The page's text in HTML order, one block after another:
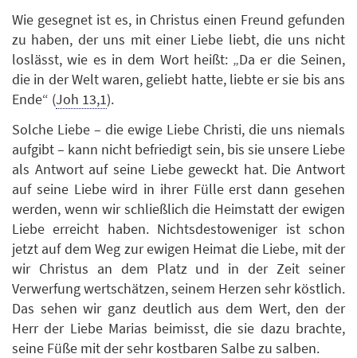
Wie gesegnet ist es, in Christus einen Freund gefunden
zu haben, der uns mit einer Liebe liebt, die uns nicht
loslässt, wie es in dem Wort heißt: „Da er die Seinen,
die in der Welt waren, geliebt hatte, liebte er sie bis ans
Ende“ (Joh 13,1).
Solche Liebe – die ewige Liebe Christi, die uns niemals
aufgibt – kann nicht befriedigt sein, bis sie unsere Liebe
als Antwort auf seine Liebe geweckt hat. Die Antwort
auf seine Liebe wird in ihrer Fülle erst dann gesehen
werden, wenn wir schließlich die Heimstatt der ewigen
Liebe erreicht haben. Nichtsdestoweniger ist schon
jetzt auf dem Weg zur ewigen Heimat die Liebe, mit der
wir Christus an dem Platz und in der Zeit seiner
Verwerfung wertschätzen, seinem Herzen sehr köstlich.
Das sehen wir ganz deutlich aus dem Wert, den der
Herr der Liebe Marias beimisst, die sie dazu brachte,
seine Füße mit der sehr kostbaren Salbe zu salben.